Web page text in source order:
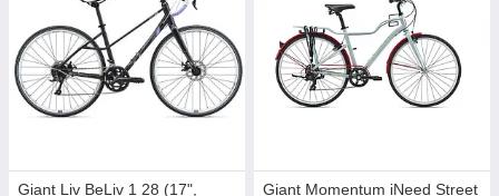
Giant Liv BeLiv 1 28 (17",
Giant Momentum iNeed Street